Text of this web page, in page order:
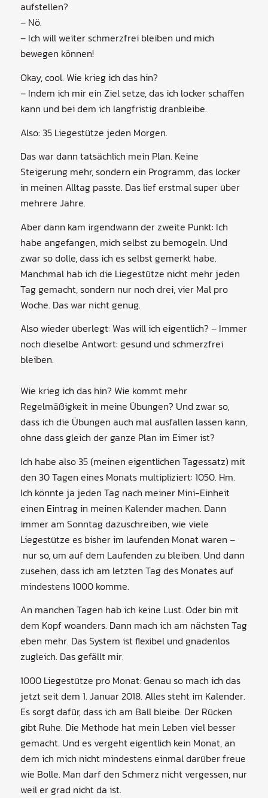
aufstellen?
– Nö.
– Ich will weiter schmerzfrei bleiben und mich
bewegen können!
Okay, cool. Wie krieg ich das hin?
– Indem ich mir ein Ziel setze, das ich locker schaffen
kann und bei dem ich langfristig dranbleibe.
Also: 35 Liegestütze jeden Morgen.
Das war dann tatsächlich mein Plan. Keine
Steigerung mehr, sondern ein Programm, das locker
in meinen Alltag passte. Das lief erstmal super über
mehrere Jahre.
Aber dann kam irgendwann der zweite Punkt: Ich
habe angefangen, mich selbst zu bemogeln. Und
zwar so dolle, dass ich es selbst gemerkt habe.
Manchmal hab ich die Liegestütze nicht mehr jeden
Tag gemacht, sondern nur noch drei, vier Mal pro
Woche. Das war nicht genug.
Also wieder überlegt: Was will ich eigentlich? – Immer
noch dieselbe Antwort: gesund und schmerzfrei
bleiben.
Wie krieg ich das hin? Wie kommt mehr
Regelmäßigkeit in meine Übungen? Und zwar so,
dass ich die Übungen auch mal ausfallen lassen kann,
ohne dass gleich der ganze Plan im Eimer ist?
Ich habe also 35 (meinen eigentlichen Tagessatz) mit
den 30 Tagen eines Monats multipliziert: 1050. Hm.
Ich könnte ja jeden Tag nach meiner Mini-Einheit
einen Eintrag in meinen Kalender machen. Dann
immer am Sonntag dazuschreiben, wie viele
Liegestütze es bisher im laufenden Monat waren –
nur so, um auf dem Laufenden zu bleiben. Und dann
zusehen, dass ich am letzten Tag des Monates auf
mindestens 1000 komme.
An manchen Tagen hab ich keine Lust. Oder bin mit
dem Kopf woanders. Dann mach ich am nächsten Tag
eben mehr. Das System ist flexibel und gnadenlos
zugleich. Das gefällt mir.
1000 Liegestütze pro Monat: Genau so mach ich das
jetzt seit dem 1. Januar 2018. Alles steht im Kalender.
Es sorgt dafür, dass ich am Ball bleibe. Der Rücken
gibt Ruhe. Die Methode hat mein Leben viel besser
gemacht. Und es vergeht eigentlich kein Monat, an
dem ich mich nicht mindestens einmal darüber freue
wie Bolle. Man darf den Schmerz nicht vergessen, nur
weil er grad nicht da ist.